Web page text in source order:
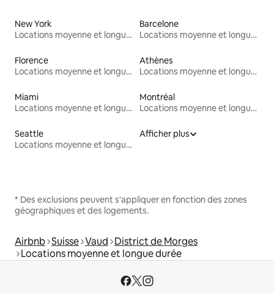
New York
Locations moyenne et longue durée
Barcelone
Locations moyenne et longue durée
Florence
Locations moyenne et longue durée
Athènes
Locations moyenne et longue durée
Miami
Locations moyenne et longue durée
Montréal
Locations moyenne et longue durée
Seattle
Locations moyenne et longue durée
Afficher plus
* Des exclusions peuvent s'appliquer en fonction des zones
géographiques et des logements.
Airbnb Suisse Vaud District de Morges
Locations moyenne et longue durée